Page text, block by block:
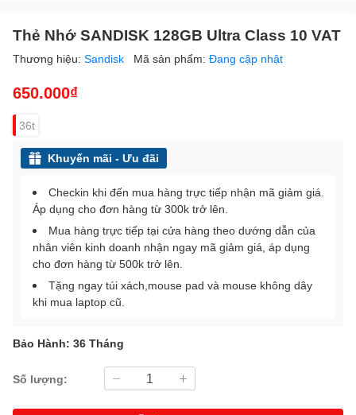
Thẻ Nhớ SANDISK 128GB Ultra Class 10 VAT
Thương hiệu: Sandisk Mã sản phẩm: Đang cập nhật
650.000₫
36t
Khuyến mãi - Ưu đãi
Checkin khi đến mua hàng trực tiếp nhận mã giảm giá.
Áp dụng cho đơn hàng từ 300k trở lên.
Mua hàng trực tiếp tại cửa hàng theo dướng dẫn của
nhân viên kinh doanh nhận ngay mã giảm giá, áp dụng
cho đơn hàng từ 500k trở lên.
Tặng ngay túi xách,mouse pad và mouse không dây
khi mua laptop cũ.
Bảo Hành: 36 Tháng
Số lượng: